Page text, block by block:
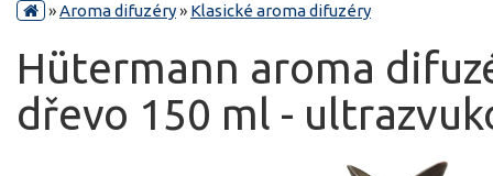
»Aroma difuzéry» Klasické aroma difuzéry
Hütermann aroma
dřevo 150 ml -